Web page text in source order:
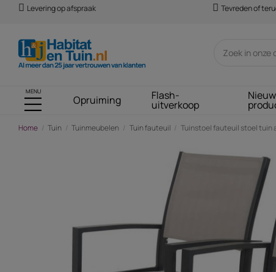
Levering op afspraak Tevreden of
MENU
Opruiming Flash-
uitverkoop
Home Tuin Tuinmeubelen Tuin fauteuil Tuinstoel fauteuil stoel tuin